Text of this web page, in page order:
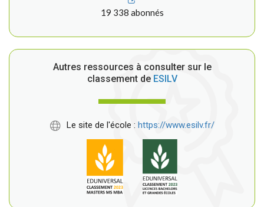
19 338 abonnés
Autres ressources à consulter sur le
classement deESILV
Le site de l'école : https://www.esilv.fr/